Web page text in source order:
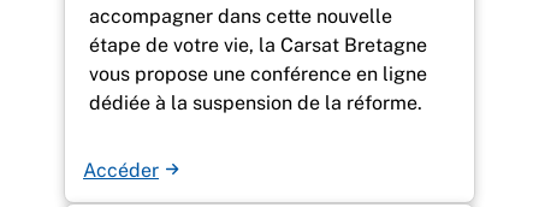
accompagner dans cette nouvelle
étape de votre vie, la Carsat Bretagne
vous propose une conférence en ligne
dédiée à la suspension de la réforme.
Accéder